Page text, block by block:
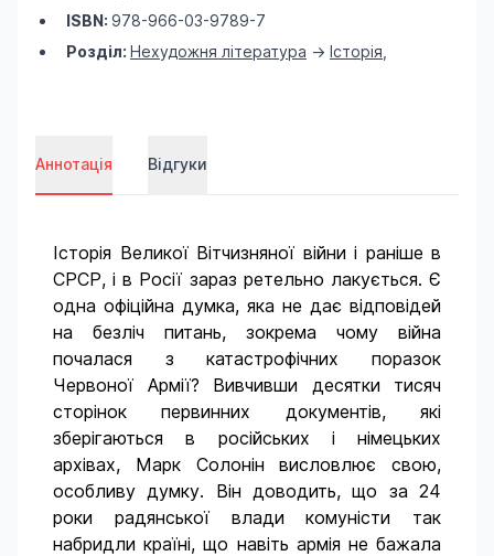
ISBN: 978-966-03-9789-7
Розділ: Нехудожня література -> Історія
Аннотація Відгуки
Історія Великої Вітчизняної війни і раніше в
СРСР, і в Росії зараз ретельно лакується. Є
одна офіційна думка, яка не дає відповідей
на безліч питань, зокрема чому війна
почалася з катастрофічних поразок
Червоної Армії? Вивчивши десятки тисяч
сторінок первинних документів, які
зберігаються в російських і німецьких
архівах, Марк Солонін висловлює свою,
особливу думку. Він доводить, що за 24
роки радянської влади комуністи так
набридли країні, що навіть армія не бажала